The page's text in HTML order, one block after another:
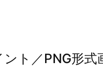
ト／PNG形式